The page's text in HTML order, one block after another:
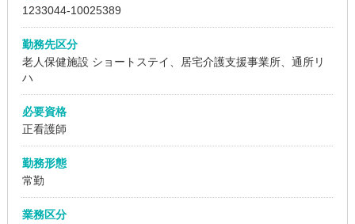
1233044-10025389
勤務先区分
老人保健施設 ショートステイ、居宅介護支援事業所、通所リ
ハ
必要資格
正看護師
勤務形態
常勤
業務区分